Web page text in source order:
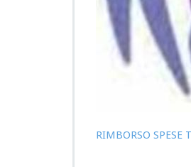
RIMBORSO SPESE